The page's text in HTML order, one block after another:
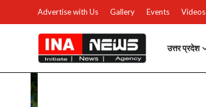
Advertise with Us Gallery Events Videos
उत्तर प्रदेश
उत्तर प्रदेश
Advertise with Us